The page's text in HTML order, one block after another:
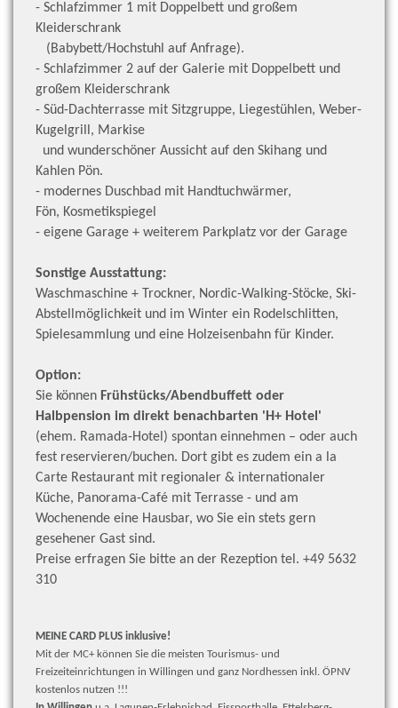
- Schlafzimmer 1 mit Doppelbett und großem
Kleiderschrank
(Babybett/Hochstuhl auf Anfrage).
- Schlafzimmer 2 auf der Galerie mit Doppelbett und
großem Kleiderschrank
- Süd-Dachterrasse mit Sitzgruppe, Liegestühlen, Weber-
Kugelgrill, Markise
und wunderschöner Aussicht auf den Skihang und
Kahlen Pön.
- modernes Duschbad mit Handtuchwärmer,
Fön, Kosmetikspiegel
- eigene Garage + weiterem Parkplatz vor der Garage
Sonstige Ausstattung:
Waschmaschine + Trockner, Nordic-Walking-Stöcke, Ski-
Abstellmöglichkeit und im Winter ein Rodelschlitten,
Spielesammlung und eine Holzeisenbahn für Kinder.
Option:
Sie können Frühstücks/Abendbuffett oder
Halbpension im direkt benachbarten 'H+ Hotel'
(ehem. Ramada-Hotel) spontan einnehmen – oder auch
fest reservieren/buchen. Dort gibt es zudem ein a la
Carte Restaurant mit regionaler & internationaler
Küche, Panorama-Café mit Terrasse - und am
Wochenende eine Hausbar, wo Sie ein stets gern
gesehener Gast sind.
Preise erfragen Sie bitte an der Rezeption tel. +49 5632
310
MEINE CARD PLUS inklusive!
Mit der MC+ können Sie die meisten Tourismus- und
Freizeiteinrichtungen in Willingen und ganz Nordhessen inkl. ÖPNV
kostenlos nutzen !!!